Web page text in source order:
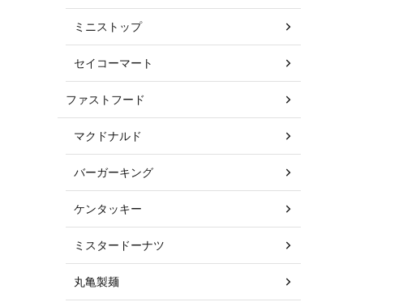
ミニストップ
セイコーマート
ファストフード
マクドナルド
バーガーキング
ケンタッキー
ミスタードーナツ
丸亀製麺